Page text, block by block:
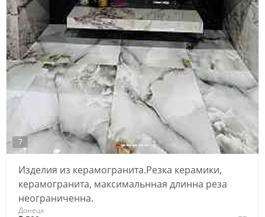
7
Изделия из керамогранита.Резка керамики,
керамогранита, максимальнная длинна реза
неограниченна.
Донецк